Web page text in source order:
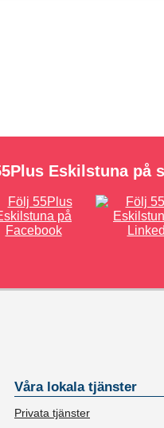
Eskilstuna på
Våra lokala tjänster
Privata tjänster